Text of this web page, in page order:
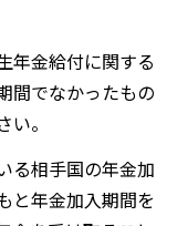
年金給付に関する
間でなかったもの
。
る相手国の年金加
と年金加入期間を